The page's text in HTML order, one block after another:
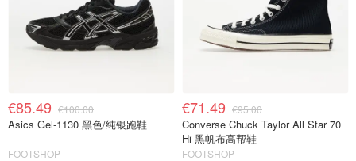
€85.49 €100.00
Asics Gel-1130 黑色/纯银跑鞋
FOOTSHOP
€71.49 €95.00
Converse Chuck Taylor All Star 70
Hi 黑帆布高帮鞋
FOOTSHOP